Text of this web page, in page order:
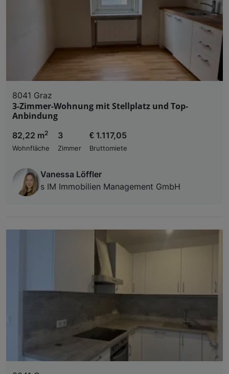
8041 Graz
3-Zimmer-Wohnung mit Stellplatz und Top-
Anbindung
82,22 m2
Wohnfläche
3
Zimmer
€ 1.117,05
Bruttomiete
Vanessa Löffler
s IM Immobilien Management GmbH